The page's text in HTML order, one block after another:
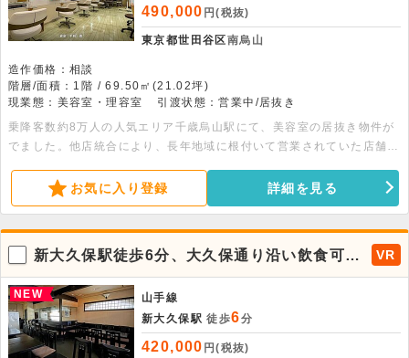
490,000 円(税抜)
東京都世田谷区南烏山
造作価格：相談
階層/面積：1階 / 69.50㎡(21.02坪)
現業態：美容室・理容室
引渡状態：営業中/居抜き
乗降客数約8万人の人気エリア千歳烏山駅にて、美容室の居抜き物件が
でました。他店統合により、長年地域に根付いて営業されていた店舗
す。生活導線に位置しており、美容室の出店需要が高いエリアとなって
おります。内見も可能ですので、お気軽にお問い合わせください。
お気に入り登録 詳細を見る
新大久保駅徒歩6分、大久保通り沿い飲食可能
2階店舗！
VR
NEW
山手線
新大久保駅 徒歩6分
420,000 円(税抜)